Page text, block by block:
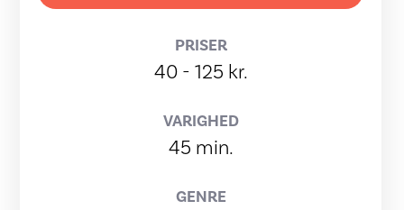
PRISER
40 - 125 kr.
VARIGHED
45 min.
GENRE